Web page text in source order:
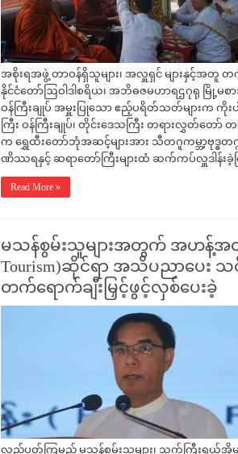
အစိုးရအဖွဲ့ တာဝန်ရှိသူများ၊ အလှူရှင် များနှင့်
နိုင်ငံတော်ဩဝါဒါစရိယ၊ အဘိဓဇမဟာရဌဂုရု မြို့မစ
ဝန်ကြီးချုပ် အမှူးပြုသော ဧည့်ပရိတ်သတ်များက
ကြီး ဝန်ကြီးချုပ်၊ တိုင်းဒေသကြီး တရားလွှတ်တော်
က ရွှေထီးတော်ဘုံအဆင့်များအား သီတဂူကမ္ဘာ့ဗုဒ္
ဏိဿရနှင့် ဆရာတော်ကြီးများထံ ဆက်ကပ်လှူဒါန်းခဲ့
Read More »
မသန်စွမ်းသူများအတွက် အဟန့်အတာ
Tourism)ဆိုင်ရာ အသိပညာပေး
တက်ရောက်ချီးမြှင့်ဖွင့်လှစ်ပေးခဲ့
လည်ပတ်ကြမည့် မသန်စွမ်းသူများ၊ သက်ကြီးရွယ်အိုမ